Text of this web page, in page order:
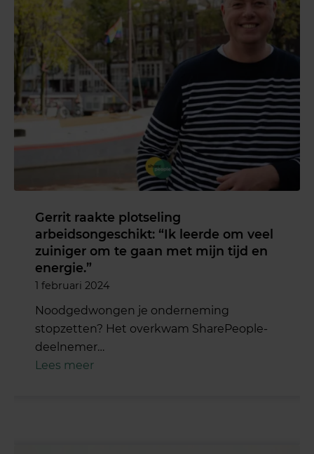
Gerrit raakte plotseling
arbeidsongeschikt: “Ik leerde om veel
zuiniger om te gaan met mijn tijd en
energie.”
1 februari 2024
Noodgedwongen je onderneming
stopzetten? Het overkwam SharePeople-
deelnemer…
Lees meer